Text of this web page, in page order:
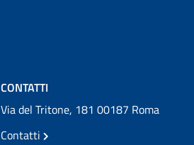
CONTATTI
Via del Tritone, 181 00187 Roma
Contatti